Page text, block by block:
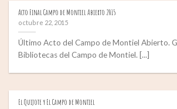
Acto Final Campo de Montiel Abierto 2015
octubre 22, 2015
Último Acto del Campo de Montiel Abierto.
Bibliotecas del Campo de Montiel. [...]
El Quijote y El Campo de Montiel